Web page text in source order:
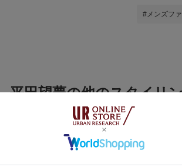
#メンズフ
平田望夢の他のスタイリ